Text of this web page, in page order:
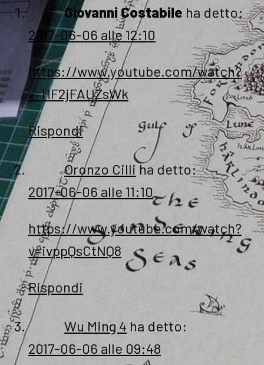
Giovanni Costabile ha detto:
2017-06-06 alle 12:10
https://www.youtube.com/watch?
v=HF2jFAUZsWk
Rispondi
Oronzo Cilli ha detto:
2017-06-06 alle 11:10
https://www.youtube.com/watch?
v=ivppQsCtNQ8
Rispondi
Wu Ming 4 ha detto:
2017-06-06 alle 09:48